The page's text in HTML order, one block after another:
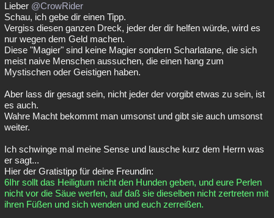
Lieber @CrowRider
Schau, ich gebe dir einen Tipp.
Vergiss diesen ganzen Dreck, jeder der dir helfen würde, wird es
nur wegen dem Geld machen.
Diese "Magier" sind keine Magier sondern Scharlatane, die sich
meist naive Menschen aussuchen, die einen hang zum
Mystischen oder Geistigen haben.
Aber lass dir gesagt sein, nicht jeder der vorgibt etwas zu sein, ist
es auch.
Wahre Macht bekommt man umsonst und gibt sie auch umsonst
weiter.
Ich schwinge mal meine Sense und lausche kurz dem Herrn was
er sagt...
Hier der Gratistipp für deine Freundin:
6Ihr sollt das Heiligtum nicht den Hunden geben, und eure Perlen
nicht vor die Säue werfen, auf daß sie dieselben nicht zertreten mit
ihren Füßen und sich wenden und euch zerreißen.